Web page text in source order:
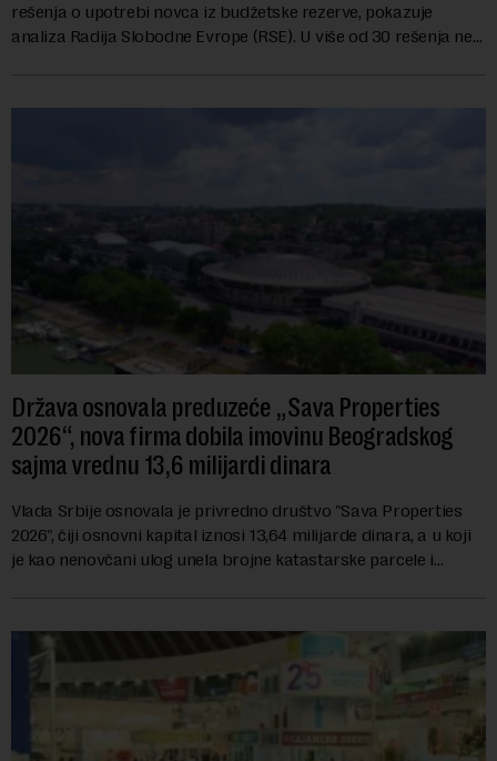
rešenja o upotrebi novca iz budžetske rezerve, pokazuje
analiza Radija Slobodne Evrope (RSE). U više od 30 rešenja ne
Država osnovala preduzeće „Sava Properties
2026“, nova firma dobila imovinu Beogradskog
sajma vrednu 13,6 milijardi dinara
Vlada Srbije osnovala je privredno društvo "Sava Properties
2026", čiji osnovni kapital iznosi 13,64 milijarde dinara, a u koji
je kao nenovčani ulog unela brojne katastarske parcele i